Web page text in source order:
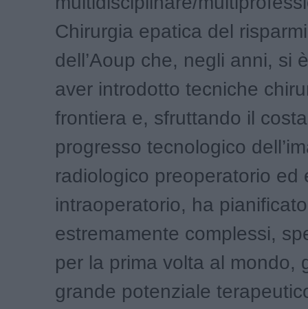
Chirurgia epatica del
dell’Aoup che, negli anni, si
aver introdotto tecniche
frontiera e, sfruttando il
progresso tecnologico
radiologico preoperatorio ed
intraoperatorio, ha
estremamente complessi,
per la prima volta al mondo,
grande potenziale